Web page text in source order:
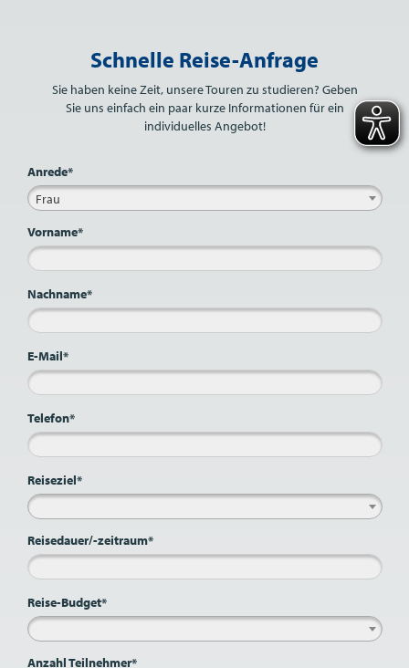
Schnelle Reise-Anfrage
Sie haben keine Zeit, unsere Touren zu studieren? Geben
Sie uns einfach ein paar kurze Informationen für ein
individuelles Angebot!
Anrede*
Frau
Vorname*
Nachname*
E-Mail*
Telefon*
Reiseziel*
Reisedauer/-zeitraum*
Reise-Budget*
Anzahl Teilnehmer*